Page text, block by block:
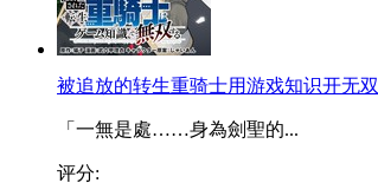
被追放的转生重骑士用游戏知识开无双
「一無是處……身為劍聖的...
评分: